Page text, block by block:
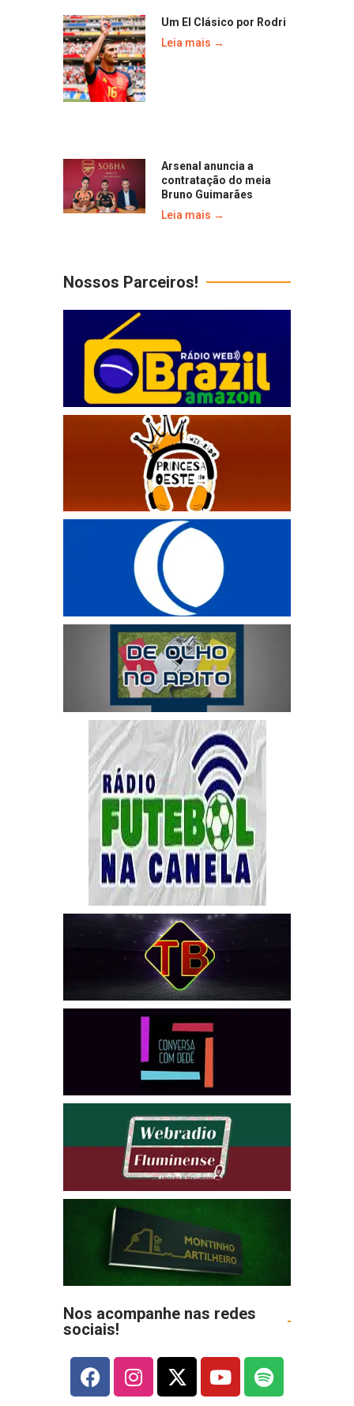
Um El Clásico por Rodri
Leia mais →
Arsenal anuncia a
contratação do meia
Bruno Guimarães
Leia mais →
Nossos Parceiros!
Nos acompanhe nas redes
sociais!